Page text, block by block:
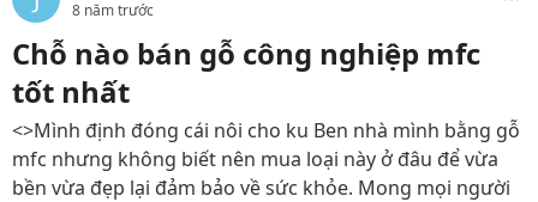
8 năm trước
Chỗ nào bán gỗ công nghiệp mfc
tốt nhất
<>Mình định đóng cái nôi cho ku Ben nhà mình bằng gỗ
mfc nhưng không biết nên mua loại này ở đâu để vừa
bền vừa đẹp lại đảm bảo về sức khỏe. Mong mọi người